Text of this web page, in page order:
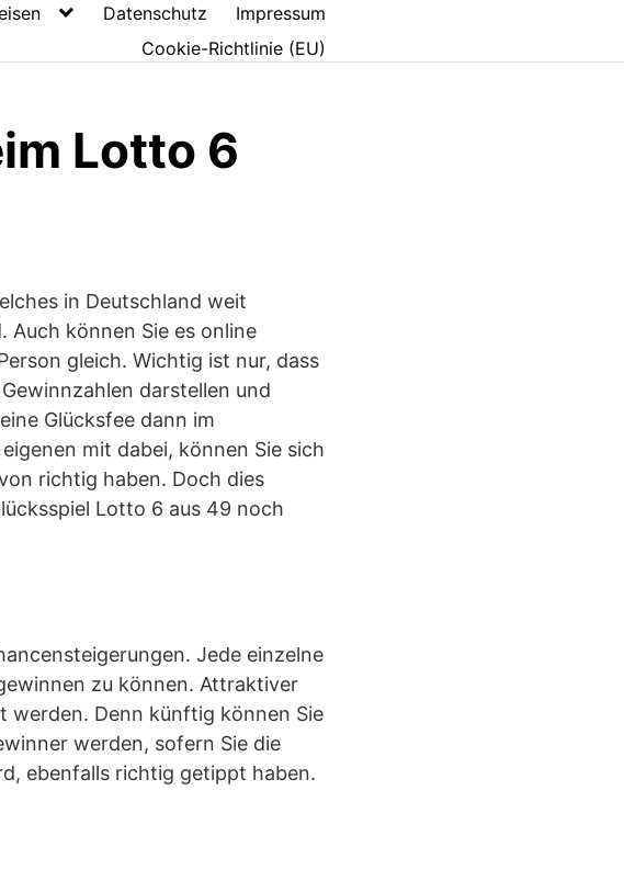
Datenschutz
Impressum
Cookie-Richtlinie (EU)
Lotto 6
in Deutschland weit
können Sie es online
gleich. Wichtig ist nur, dass
darstellen und
Glücksfee dann im
mit dabei, können Sie sich
richtig haben. Doch dies
Lotto 6 aus 49 noch
Jede einzelne
zu können. Attraktiver
werden. Denn künftig können Sie
werden, sofern Sie die
ebenfalls richtig getippt haben.